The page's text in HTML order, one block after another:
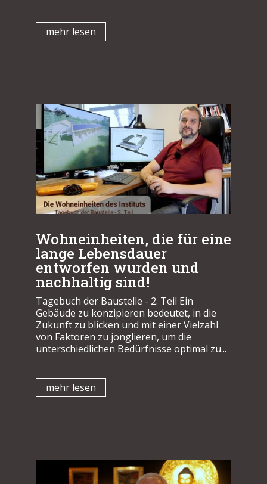
mehr lesen
Wohneinheiten, die für eine
lange Lebensdauer
entworfen wurden und
nachhaltig sind!
Tagebuch der Baustelle - 2. Teil Ein
Gebäude zu konzipieren bedeutet, in die
Zukunft zu blicken und mit einer Vielzahl
von Faktoren zu jonglieren, um die
unterschiedlichen Bedürfnisse optimal zu...
mehr lesen